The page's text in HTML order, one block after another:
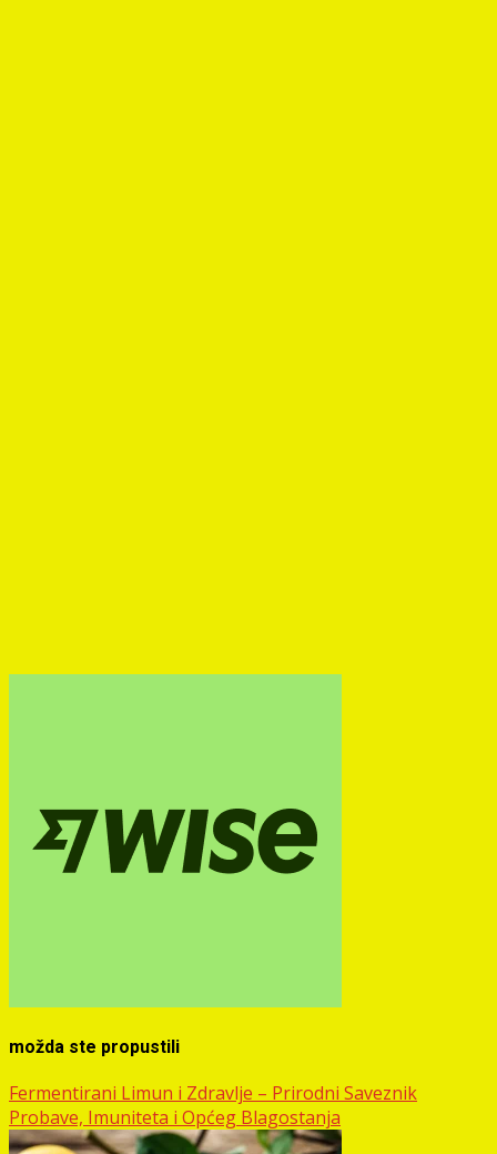
možda ste propustili
Fermentirani Limun i Zdravlje – Prirodni Saveznik
Probave, Imuniteta i Općeg Blagostanja